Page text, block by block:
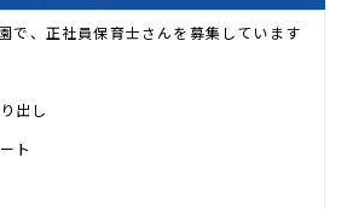
で、正社員保育士さんを募集しています
出し
ト